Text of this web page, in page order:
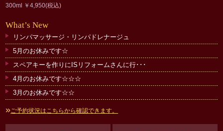
300ml ￥4,950(税込)
What’s New
リンパマッサージ・リンパドレナージュ
5月のお休みです☆
スペアキーを作りにISリフォームさんに行･･･
4月のお休みです☆☆☆
3月のお休みです☆☆
» ご予約状況はこちらから確認できます。